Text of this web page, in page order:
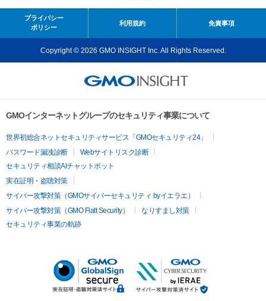
プライバシー
ポリシー
利用規約 免責事項
Copyright © 2026 GMO INSIGHT Inc. All Rights Reserved.
GMOインターネットグループのセキュリティ事業について
世界初総合ネットセキュリティサービス「GMOセキュリティ24」
パスワード漏洩診断
Webサイトリスク診断
セキュリティ相談AIチャットボット
実在証明・盗聴対策
サイバー攻撃対策（GMOサイバーセキュリティ byイエラエ）
サイバー攻撃対策（GMO Flatt Security）
なりすまし対策
セキュリティ事業の軌跡